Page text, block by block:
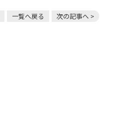
一覧へ戻る 次の記事へ >